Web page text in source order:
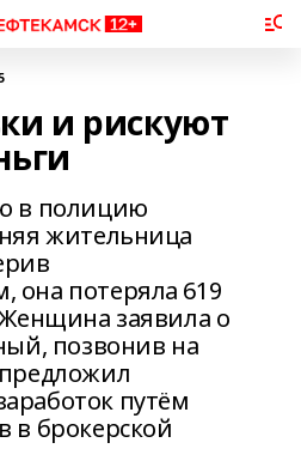
и рискуют
в полицию
жительница
она потеряла 619
заявила о
позвонив на
путём
в брокерской